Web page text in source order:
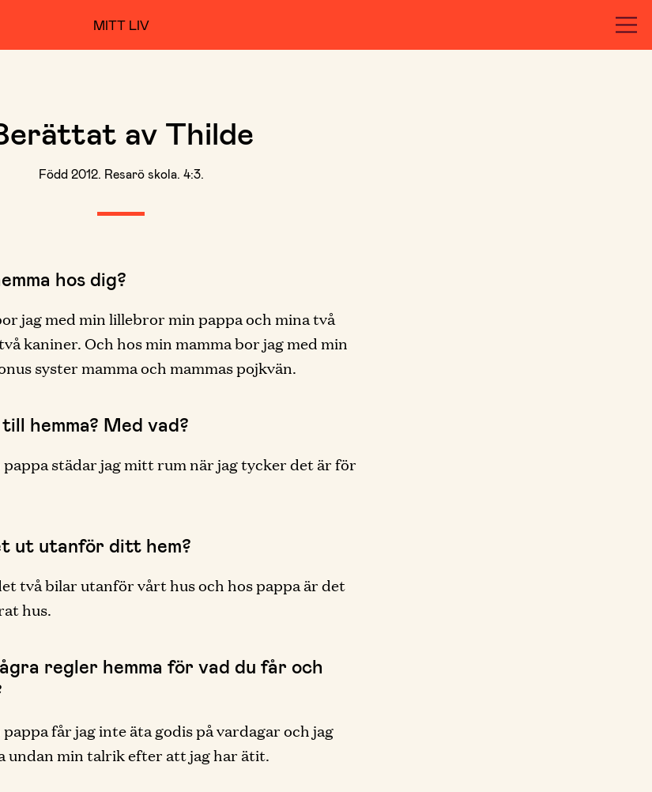
MITT LIV
av Thilde
Född 2012. Resarö skola. 4:3.
hos dig?
jag med min lillebror min pappa och mina två
kaniner. Och hos min mamma bor jag med min
syster mamma och mammas pojkvän.
hemma? Med vad?
pappa städar jag mitt rum när jag tycker det är för
ut utanför ditt hem?
två bilar utanför vårt hus och hos pappa är det
hus.
regler hemma för vad du får och
får jag inte äta godis på vardagar och jag
undan min talrik efter att jag har ätit.